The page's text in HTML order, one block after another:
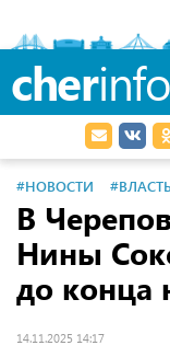
cherinfo
#НОВОСТИ
В
Нины
до конца
14.11.2025 14:17